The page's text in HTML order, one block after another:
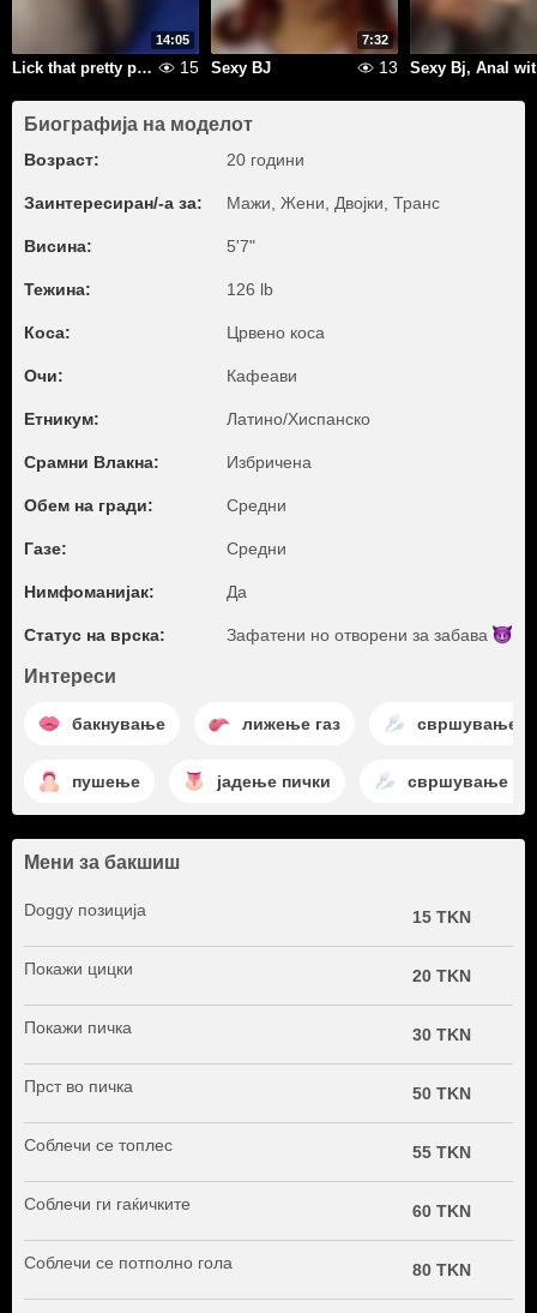
14:05
Lick that pretty pussy, make her suck and she rides me till creampie. 15
7:32
Sexy BJ 13
Биографија на моделот
Возраст: 20 години
Заинтересиран/-а за: Мажи, Жени, Двојки, Транс
Висина: 5'7"
Тежина: 126 lb
Коса: Црвено коса
Очи: Кафеави
Етникум: Латино/Хиспанско
Срамни Влакна: Избричена
Обем на гради: Средни
Газе: Средни
Нимфоманијак: Да
Статус на врска: Зафатени но отворени за забава
Интереси
бакнување лижење газ свршување
пушење јадење пички свршување на
Мени за бакшиш
Doggy позиција 15 TKN
Покажи цицки 20 TKN
Покажи пичка 30 TKN
Прст во пичка 50 TKN
Соблечи се топлес 55 TKN
Соблечи ги гаќичките 60 TKN
Соблечи се потполно гола 80 TKN